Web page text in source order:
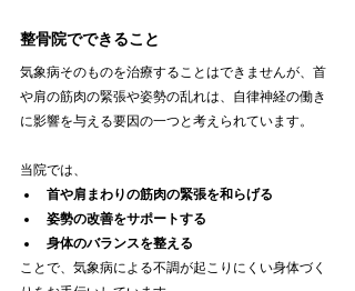
整骨院でできること
気象病そのものを治療することはできませんが、首
や肩の筋肉の緊張や姿勢の乱れは、自律神経の働き
に影響を与える要因の一つと考えられています。
当院では、
首や肩まわりの筋肉の緊張を和らげる
姿勢の改善をサポートする
身体のバランスを整える
ことで、気象病による不調が起こりにくい身体づく